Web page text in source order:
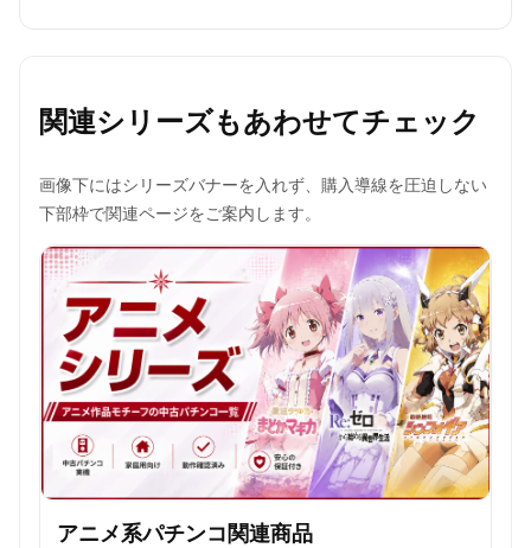
関連シリーズもあわせてチェック
画像下にはシリーズバナーを入れず、購入導線を圧迫しない
下部枠で関連ページをご案内します。
アニメ系パチンコ関連商品